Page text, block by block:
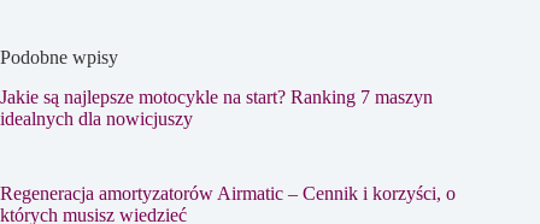
Podobne wpisy
Jakie są najlepsze motocykle na start? Ranking 7 maszyn
idealnych dla nowicjuszy
Regeneracja amortyzatorów Airmatic – Cennik i korzyści, o
których musisz wiedzieć